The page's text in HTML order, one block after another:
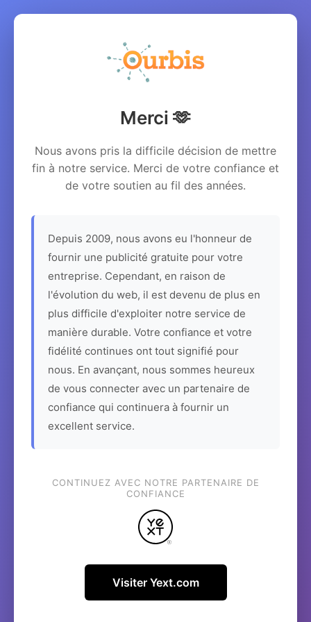
Merci 🫶
Nous avons pris la difficile décision de mettre
fin à notre service. Merci de votre confiance et
de votre soutien au fil des années.
Depuis 2009, nous avons eu l'honneur de
fournir une publicité gratuite pour votre
entreprise. Cependant, en raison de
l'évolution du web, il est devenu de plus en
plus difficile d'exploiter notre service de
manière durable. Votre confiance et votre
fidélité continues ont tout signifié pour
nous. En avançant, nous sommes heureux
de vous connecter avec un partenaire de
confiance qui continuera à fournir un
excellent service.
CONTINUEZ AVEC NOTRE PARTENAIRE DE
CONFIANCE
Visiter Yext.com